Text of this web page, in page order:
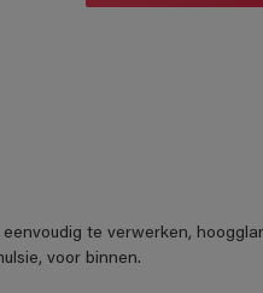
eenvoudig te verwerken,
voor binnen.